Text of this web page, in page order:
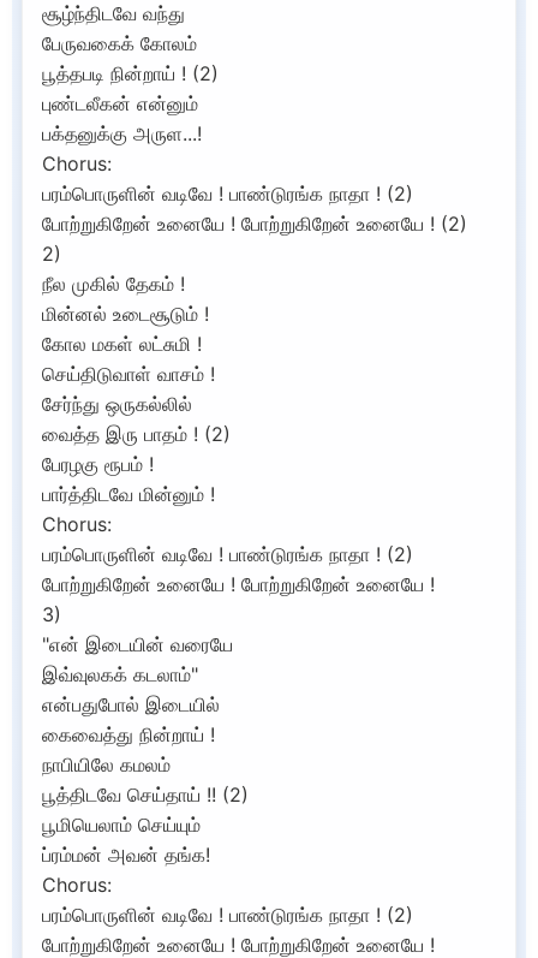
சூழ்ந்திடவே வந்து
பேருவகைக் கோலம்
பூத்தபடி நின்றாய் ! (2)
புண்டலீகன் என்னும்
பக்தனுக்கு அருள...!
Chorus:
பரம்பொருளின் வடிவே ! பாண்டுரங்க நாதா ! (2)
போற்றுகிறேன் உனையே ! போற்றுகிறேன் உனையே ! (2)
2)
நீல முகில் தேகம் !
மின்னல் உடைசூடும் !
கோல மகள் லட்சுமி !
செய்திடுவாள் வாசம் !
சேர்ந்து ஒருகல்லில்
வைத்த இரு பாதம் ! (2)
பேரழகு ரூபம் !
பார்த்திடவே மின்னும் !
Chorus:
பரம்பொருளின் வடிவே ! பாண்டுரங்க நாதா ! (2)
போற்றுகிறேன் உனையே ! போற்றுகிறேன் உனையே !
3)
"என் இடையின் வரையே
இவ்வுலகக் கடலாம்"
என்பதுபோல் இடையில்
கைவைத்து நின்றாய் !
நாபியிலே கமலம்
பூத்திடவே செய்தாய் !! (2)
பூமியெலாம் செய்யும்
ப்ரம்மன் அவன் தங்க!
Chorus:
பரம்பொருளின் வடிவே ! பாண்டுரங்க நாதா ! (2)
போற்றுகிறேன் உனையே ! போற்றுகிறேன் உனையே !